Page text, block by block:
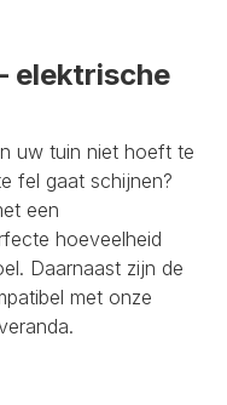
elektrische
uw tuin niet hoeft te
fel gaat schijnen?
een
hoeveelheid
Daarnaast zijn de
met onze